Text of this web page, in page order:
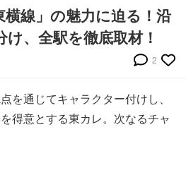
線」の魅力に迫る！沿
、全駅を徹底取材！
2
を通じてキャラクター付けし、
得意とする東カレ。次なるチャ